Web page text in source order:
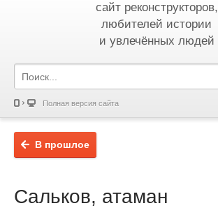
сайт реконструкторов,
любителей истории
и увлечённых людей
Полная версия сайта
В прошлое
Сальков, атаман